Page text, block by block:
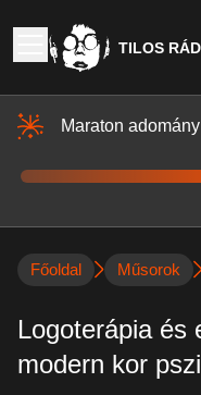
TILOS
Maraton
Főoldal Műsorok
Logoterápia és
modern kor